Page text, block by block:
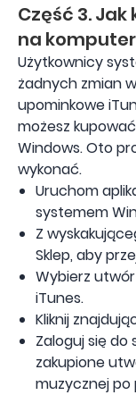
Część 3.
na
Użytkownicy
żadnych zmian
upominkowe
możesz
Windows. Oto
wykonać.
Uruchom
systemem
Z
Sklep, aby
Wybierz
iTunes.
Kliknij
Zaloguj się do
zakupione
muzycznej po